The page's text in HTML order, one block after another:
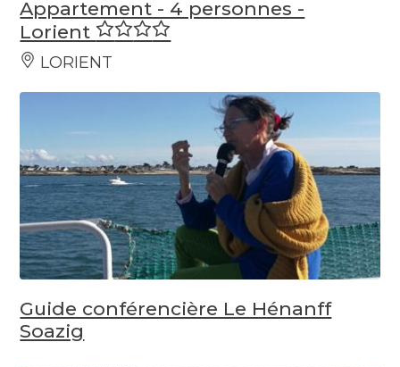
Appartement - 4 personnes -
Lorient
LORIENT
Guide conférencière Le Hénanff
Soazig